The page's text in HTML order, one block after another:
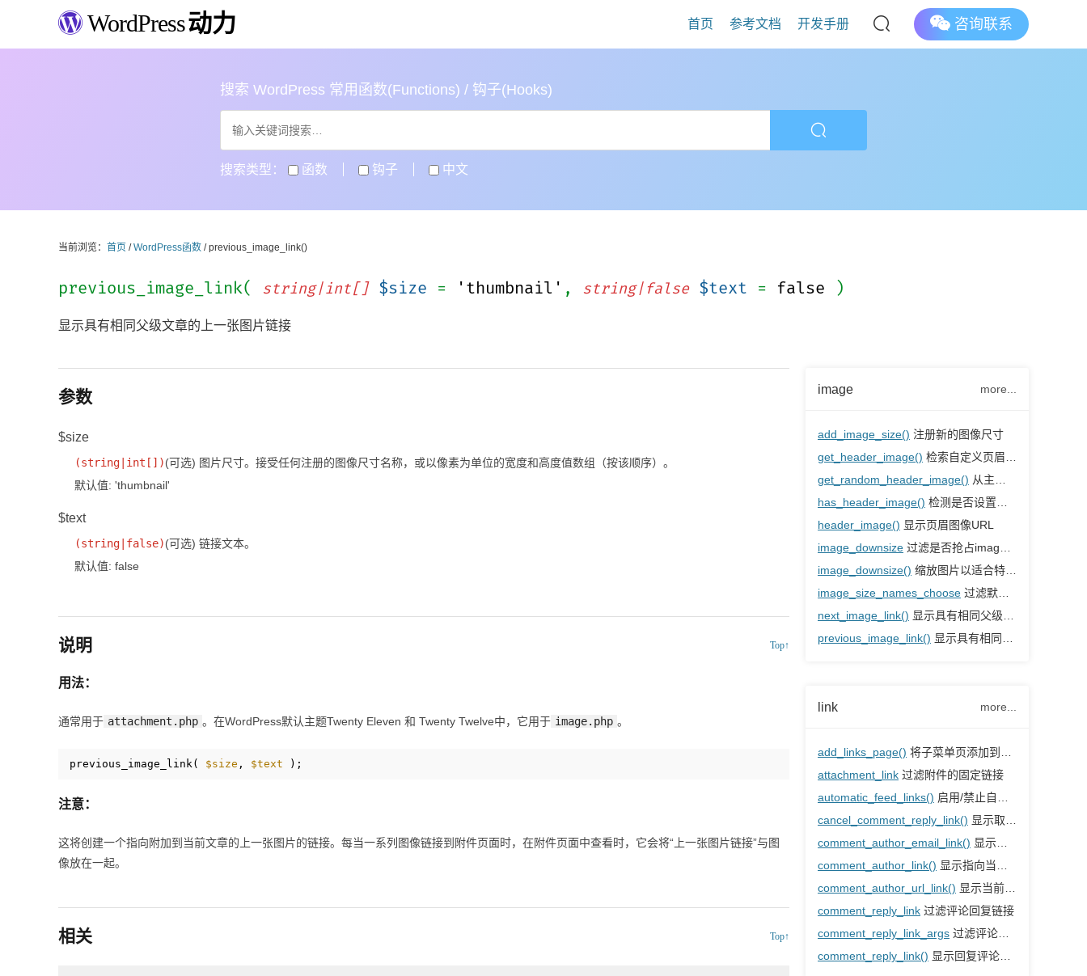
WordPress动力 首页 参考文档 开发手册 咨询联系
搜索 WordPress 常用函数(Functions) / 钩子(Hooks)
搜索类型： 函数 钩子 中文
当前浏览： 首页 /WordPress函数 / previous_image_link()
previous_image_link( string|int[] $size = 'thumbnail' , string|false $text = false )
显示具有相同父级文章的上一张图片链接
image more...
add_image_size() 注册新的图像尺寸
get_header_image() 检索自定义页眉的页眉图像
get_random_header_image() 从主题注册的图像中获取随机页眉图像URL
has_header_image() 检测是否设置了页眉图片
header_image() 显示页眉图像URL
image_downsize 过滤是否抢占image_downsize()的输出
image_downsize() 缩放图片以适合特定大小（如“thumb”或“medium”）
image_size_names_choose 过滤默认图片尺寸的名称和标签（label）
next_image_link() 显示具有相同父级文章的下一张图片链接
previous_image_link() 显示具有相同父级文章的上一张图片链接
link more...
add_links_page() 将子菜单页添加到链接主菜单
attachment_link 过滤附件的固定链接
automatic_feed_links() 启用/禁止自动通用feed链接输出
cancel_comment_reply_link() 显示取消评论回复链接的HTML内容
comment_author_email_link() 显示指向当前评论作者的HTML电子邮件链接
comment_author_link() 显示指向当前评论作者URL的HTML链接
comment_author_url_link() 显示当前评论作者的URL的HTML链接
comment_reply_link 过滤评论回复链接
comment_reply_link_args 过滤评论回复链接参数
comment_reply_link() 显示回复评论链接的HTML内容
参数
$size
(string int[] )(可选) 图片尺寸。接受任何注册的图像尺寸名称，或以像素为单位的宽度和高度值数组（按该顺序）。
默认值: 'thumbnail'
$text
(string false)(可选) 链接文本。
默认值: false
说明 Top↑
用法：
通常用于 attachment.php 。在WordPress默认主题Twenty Eleven 和 Twenty Twelve中，它用于 image.php 。
previous_image_link( $size , $text );
注意：
这将创建一个指向附加到当前文章的上一张图片的链接。每当一系列图像链接到附件页面时，在附件页面中查看时，它会将“上一张图片链接”与图
像放在一起。
相关 Top↑